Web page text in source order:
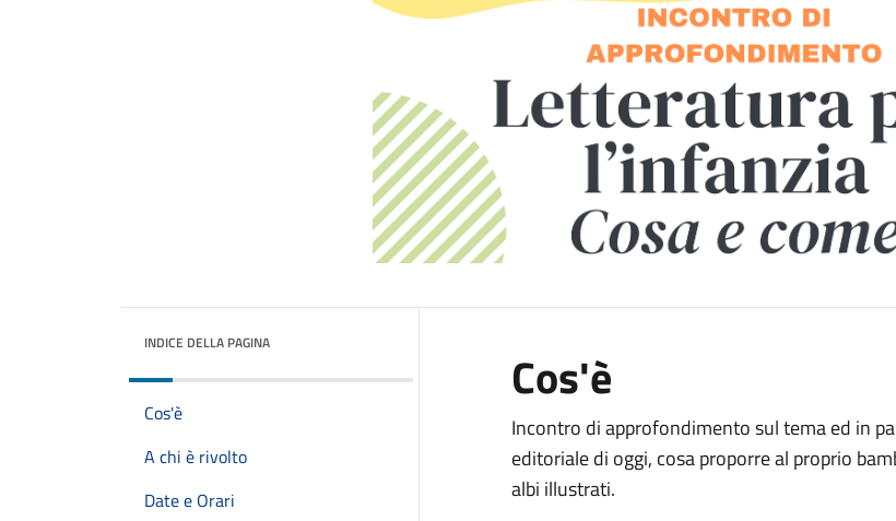
INDICE DELLA PAGINA
Cos'è
A chi è rivolto
Date e Orari
Cos'è
Incontro di approfondimento sul tema ed in
editoriale di oggi, cosa proporre al proprio
albi illustrati.